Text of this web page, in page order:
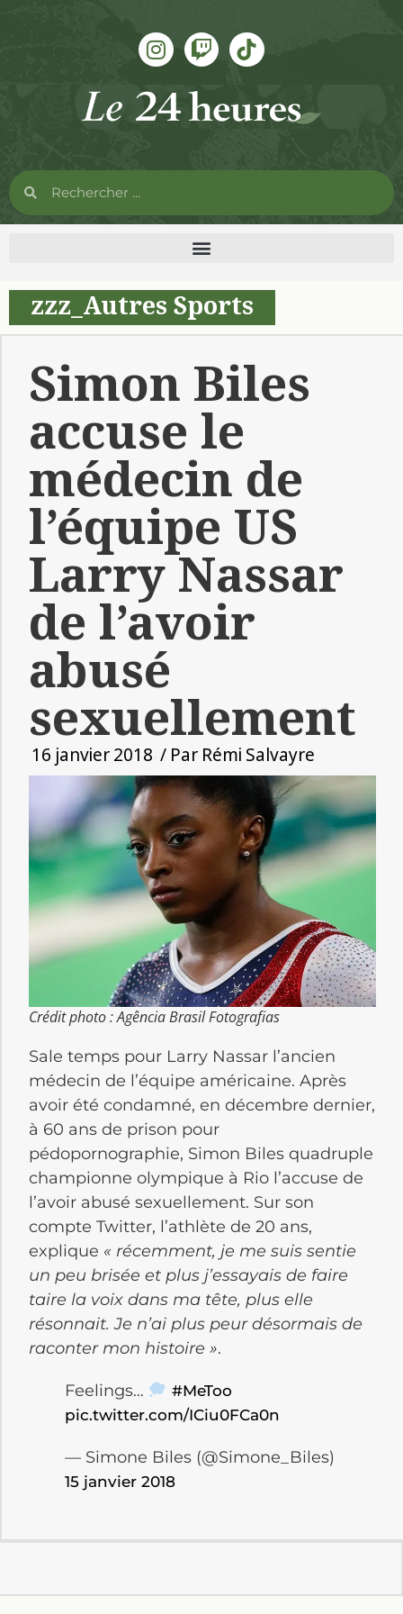
zzz_Autres Sports
Simon Biles
accuse le
médecin de
l’équipe US
Larry Nassar
de l’avoir
abusé
sexuellement
16 janvier 2018 / Par Rémi Salvayre
Crédit photo : Agência Brasil Fotografias
Sale temps pour Larry Nassar l’ancien
médecin de l’équipe américaine. Après
avoir été condamné, en décembre dernier,
à 60 ans de prison pour
pédopornographie, Simon Biles quadruple
championne olympique à Rio l’accuse de
l’avoir abusé sexuellement. Sur son
compte Twitter, l’athlète de 20 ans,
explique « récemment, je me suis sentie
un peu brisée et plus j’essayais de faire
taire la voix dans ma tête, plus elle
résonnait. Je n’ai plus peur désormais de
raconter mon histoire ».
Feelings…
#MeToo
pic.twitter.com/ICiu0FCa0n
— Simone Biles (@Simone_Biles)
15 janvier 2018